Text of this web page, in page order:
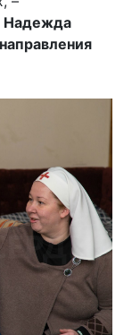
Надежда